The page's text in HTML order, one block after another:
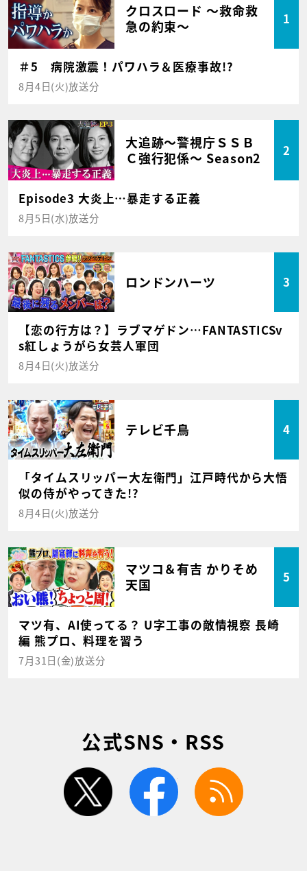
クロスロード ～救命救
急の約束～
1
＃5 病院激震！パワハラ＆医療事故!?
8月4日(火)放送分
大追跡～警視庁ＳＳＢ
Ｃ強行犯係～ Season2
2
Episode3 大炎上…暴走する正義
8月5日(水)放送分
ロンドンハーツ 3
【恋の行方は？】ラブマゲドン…FANTASTICSv
s紅しょうがら女芸人軍団
8月4日(火)放送分
テレビ千鳥 4
「タイムスリッパー大左衛門」江戸時代から大悟
似の侍がやってきた!?
8月4日(火)放送分
マツコ＆有吉 かりそめ
天国
5
マツ有、AI使ってる？ U字工事の敵情視察 長崎
編 熊プロ、料理を習う
7月31日(金)放送分
公式SNS・RSS
twitter facebook